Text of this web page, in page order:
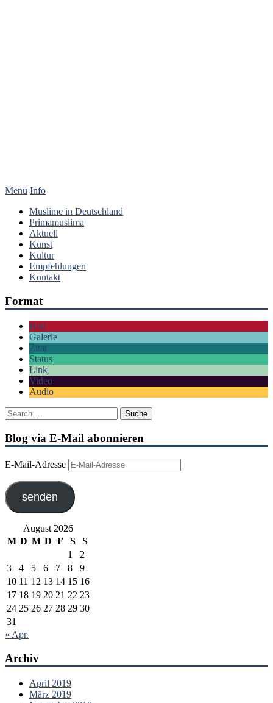
Menü Info
Muslime in Deutschland
Primamuslima
Aktuell
Kunst
Kultur
Empfehlungen
Kontakt
Format
Bild
Galerie
Zitat
Status
Link
Video
Audio
Blog via E-Mail abonnieren
E-Mail-Adresse
senden
August 2026
M D M D F S
S
1
2
3
4 5 6 7 8
9
10 11 12 13 14 15 16
17 18 19 20 21 22 23
24 25 26 27 28 29 30
31
« Apr.
Archiv
April 2019
März 2019